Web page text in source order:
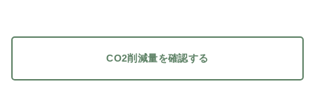
CO2削減量を確認する